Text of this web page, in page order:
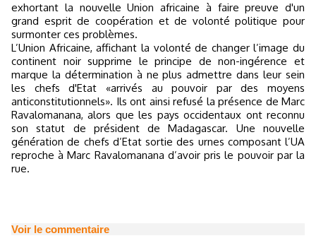
exhortant la nouvelle Union africaine à faire preuve d'un
grand esprit de coopération et de volonté politique pour
surmonter ces problèmes.
L’Union Africaine, affichant la volonté de changer l’image du
continent noir supprime le principe de non-ingérence et
marque la détermination à ne plus admettre dans leur sein
les chefs d'Etat «arrivés au pouvoir par des moyens
anticonstitutionnels». Ils ont ainsi refusé la présence de Marc
Ravalomanana, alors que les pays occidentaux ont reconnu
son statut de président de Madagascar. Une nouvelle
génération de chefs d’Etat sortie des urnes composant l’UA
reproche à Marc Ravalomanana d’avoir pris le pouvoir par la
rue.
Voir le commentaire